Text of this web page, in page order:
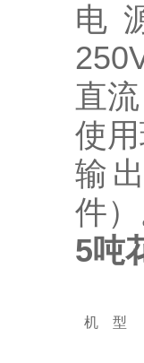
电
直
使
输
件）
5吨
机 型